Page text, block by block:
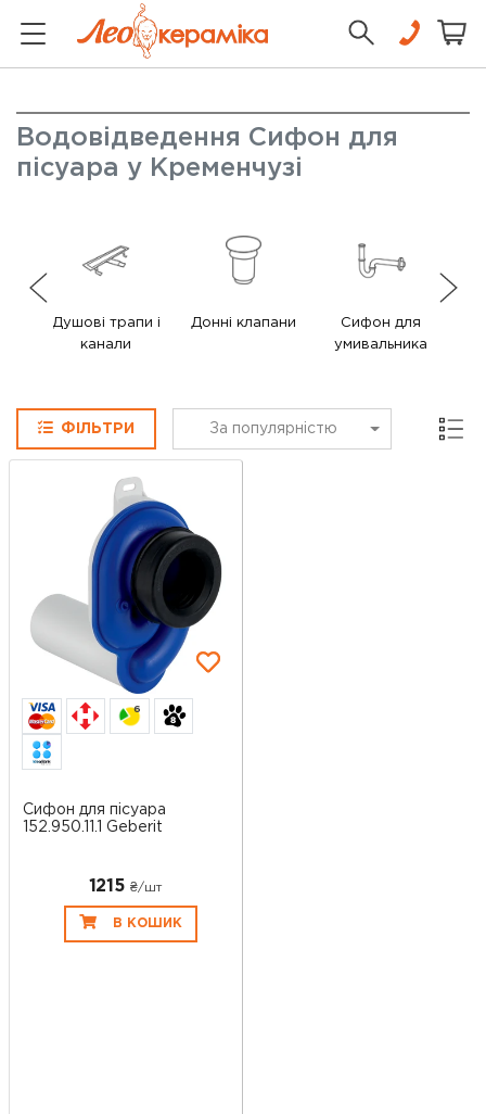
Водовідведення Сифон для
пісуара у Кременчузі
Душові трапи і
канали
Донні клапани
Сифон для
умивальника
ФІЛЬТРИ За популярністю Сітка
6
Сифон для пісуара
152.950.11.1 Geberit
1215 ₴/шт
В КОШИК